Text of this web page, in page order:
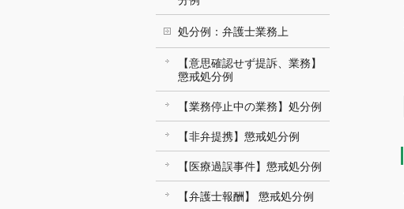
処分例：弁護士業務上
【意思確認せず提訴、業務】
懲戒処分例
【業務停止中の業務】処分例
【非弁提携】懲戒処分例
【医療過誤事件】懲戒処分例
【弁護士報酬】 懲戒処分例